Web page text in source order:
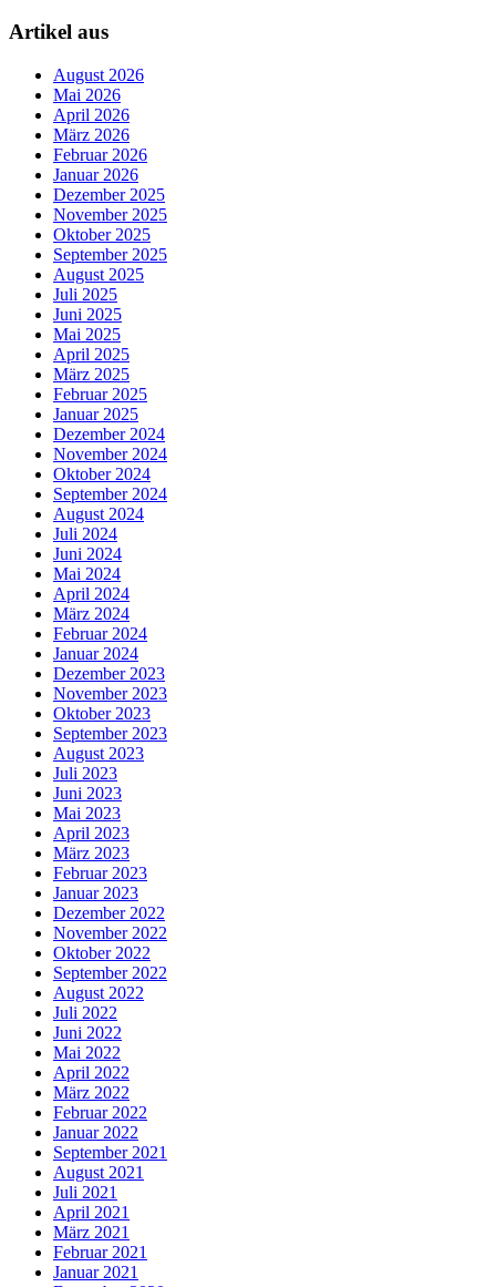
Artikel aus
August 2026
Mai 2026
April 2026
März 2026
Februar 2026
Januar 2026
Dezember 2025
November 2025
Oktober 2025
September 2025
August 2025
Juli 2025
Juni 2025
Mai 2025
April 2025
März 2025
Februar 2025
Januar 2025
Dezember 2024
November 2024
Oktober 2024
September 2024
August 2024
Juli 2024
Juni 2024
Mai 2024
April 2024
März 2024
Februar 2024
Januar 2024
Dezember 2023
November 2023
Oktober 2023
September 2023
August 2023
Juli 2023
Juni 2023
Mai 2023
April 2023
März 2023
Februar 2023
Januar 2023
Dezember 2022
November 2022
Oktober 2022
September 2022
August 2022
Juli 2022
Juni 2022
Mai 2022
April 2022
März 2022
Februar 2022
Januar 2022
September 2021
August 2021
Juli 2021
April 2021
März 2021
Februar 2021
Januar 2021